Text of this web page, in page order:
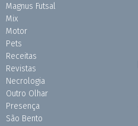
Magnus Futsal
Mix
Motor
Pets
Receitas
Revistas
Necrologia
Outro Olhar
Presença
São Bento